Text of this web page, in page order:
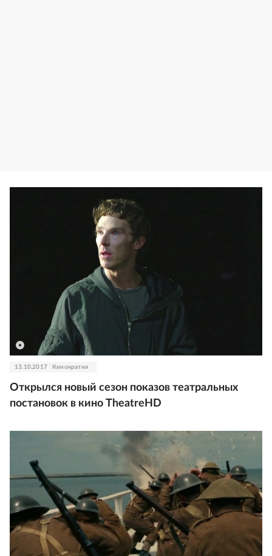
13.10.2017 Кинократия
Открылся новый сезон показов театральных
постановок в кино TheatreHD